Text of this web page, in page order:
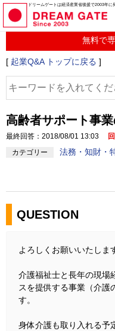
ドリームゲートは経済産業省後援で2003年
起業に関するみんなの質問
起業Q&A
無料で
[ 起業Q&A トップに戻る ]
高齢者サポート事
最終回答：2018/08/01 13:03
カテゴリー
法務・知財・
QUESTION
よろしくお願いいたしま
介護福祉士と長年の現場
スを提供する事業（介護
す。
身体介護も取り入れる予